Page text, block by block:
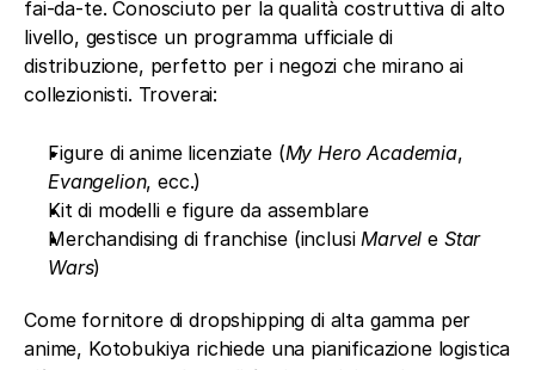
fai-da-te. Conosciuto per la qualità costruttiva di alto
livello, gestisce un programma ufficiale di
distribuzione, perfetto per i negozi che mirano ai
collezionisti. Troverai:
Figure di anime licenziate (My Hero Academia
Evangelion, ecc.)
Kit di modelli e figure da assemblare
Merchandising di franchise (inclusi Marvel e Star
Wars)
Come fornitore di dropshipping di alta gamma per
anime, Kotobukiya richiede una pianificazione logistica